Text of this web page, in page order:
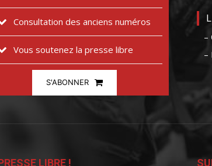
Consultation des anciens numéros
Vous soutenez la presse libre
S'ABONNER
–
–
LIBRE !